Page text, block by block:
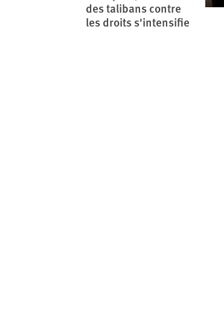
des talibans contre
les droits s'intensifie